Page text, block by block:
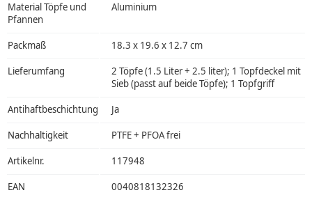
Material Töpfe und
Pfannen
Aluminium
Packmaß 18.3 x 19.6 x 12.7 cm
Lieferumfang
2 Töpfe (1.5 Liter + 2.5 liter); 1 Topfdeckel mit
Sieb (passt auf beide Töpfe); 1 Topfgriff
Antihaftbeschichtung Ja
Nachhaltigkeit PTFE + PFOA frei
Artikelnr. 117948
EAN 0040818132326